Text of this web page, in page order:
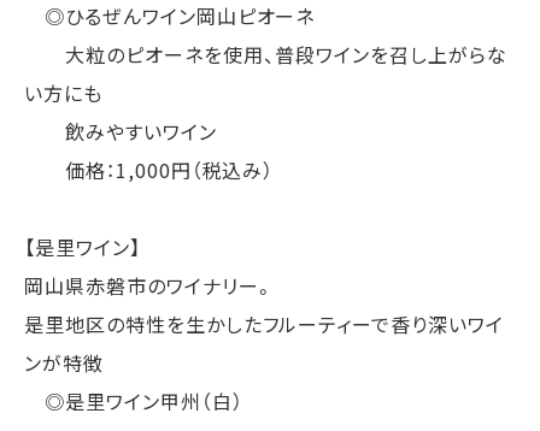
◎ひるぜんワイン岡山ピオーネ
大粒のピオーネを使用、普段ワインを召し上がらな
い方にも
飲みやすいワイン
価格：1,000円（税込み）
【是里ワイン】
岡山県赤磐市のワイナリー。
是里地区の特性を生かしたフルーティーで香り深いワイ
ンが特徴
◎是里ワイン甲州（白）